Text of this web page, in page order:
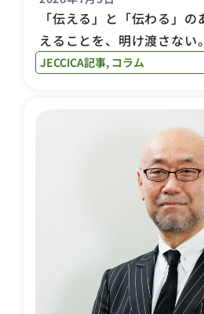
「伝える」と「伝わる」
えることを、明け渡さない。
JECCICA記事, コラム